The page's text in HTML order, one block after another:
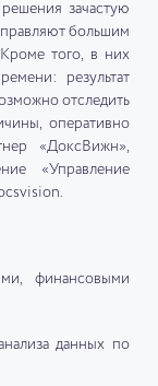
зачастую
большим
того, в них
результат
отследить
оперативно
«ДоксВижн»,
«Управление
финансовыми
данных по